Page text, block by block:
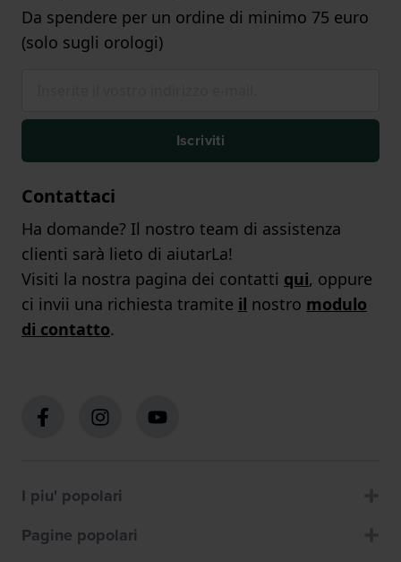
Da spendere per un ordine di minimo 75 euro
(solo sugli orologi)
Iscriviti
Contattaci
Ha domande? Il nostro team di assistenza
clienti sarà lieto di aiutarLa!
Visiti la nostra pagina dei contatti qui, oppure
ci invii una richiesta tramite il nostro modulo
di contatto.
I piu' popolari
Pagine popolari